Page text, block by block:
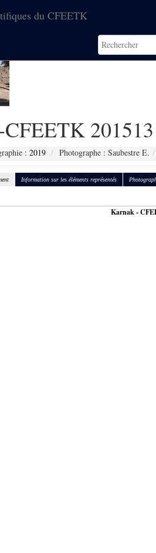
du CFEETK
201513
: 2019 Photographe : Saubestre E.
Information sur les éléments représentés